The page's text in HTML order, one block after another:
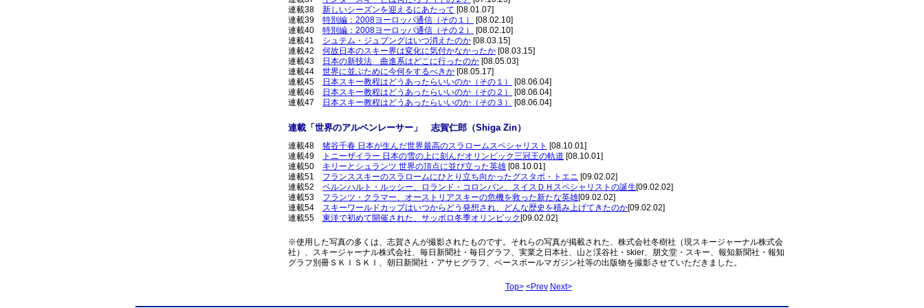
連載38 新しいシーズンを迎えるにあたって [08.01.07]
連載39 特別編：2008ヨーロッパ通信（その１）
[08.02.10]
連載40 特別編：2008ヨーロッパ通信（その２）
[08.02.10]
連載41 シュテム・ジュブングはいつ消えたのか [08.03.15]
連載42 何故日本のスキー界は変化に気付かなかったか [08.03.15]
連載43
日本の新技法 曲進系はどこに行ったのか [08.05.03]
連載44 世界に並ぶために今何をするべきか [08.05.17]
連載45
日本スキー教程はどうあったらいいのか（その１）
[08.06.04]
連載46
日本スキー教程はどうあったらいいのか（その２）
[08.06.04]
連載47
日本スキー教程はどうあったらいいのか（その３） [08.06.04]
連載 「 世界のアルペンレーサー 」 志賀仁郎（Shiga Zin）
連載48 猪谷千春 日本が生んだ世界最高のスラロームスペシャリスト [08.10.01]
連載49
トニーザイラー 日本の雪の上に刻んだオリンピック三冠王の軌道 [08.10.01]
連載50 キリーとシュランツ 世界の頂点に並び立った英雄 [08.10.01]
連載51 フランススキーのスラロームにひとり立ち向かったグスタボ・トエニ [09.02.02]
連載52 ベルンハルト・ルッシー、ロランド・コロンバン、スイスＤＨスペシャリストの誕生[09.02.02]
連載53 フランツ・クラマー、オーストリアスキーの危機を救った新たな英雄[09.02.02]
連載54 スキーワールドカップはいつからどう発想され、どんな歴史を積み上げてきたのか[09.02.02]
連載55 東洋で初めて開催された、サッポロ冬季オリンピック [09.02.02]
※使用した写真の多くは、志賀さんが撮影されたものです。それらの写真が掲載された、株式会社冬樹社（現スキージャーナル株式会
社）、スキージャーナル株式会社、毎日新聞社・毎日グラフ、実業之日本社、山と渓谷社・skier、朋文堂・スキー、報知新聞社・報知
グラフ別冊ＳＫＩＳＫＩ、朝日新聞社・アサヒグラフ、ベースボールマガジン社等の出版物を撮影させていただきました。
Top> <Prev Next>